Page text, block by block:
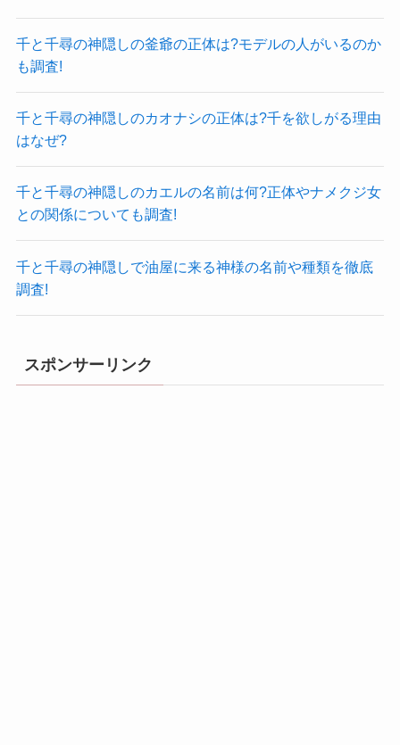
千と千尋の神隠しの釜爺の正体は?モデルの人がいるのか
も調査!
千と千尋の神隠しのカオナシの正体は?千を欲しがる理由
はなぜ?
千と千尋の神隠しのカエルの名前は何?正体やナメクジ女
との関係についても調査!
千と千尋の神隠しで油屋に来る神様の名前や種類を徹底
調査!
スポンサーリンク